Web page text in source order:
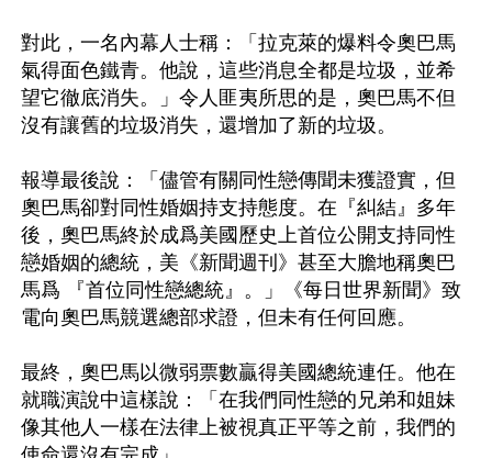
對此，一名內幕人士稱：「拉克萊的爆料令奧巴馬
氣得面色鐵青。他說，這些消息全都是垃圾，並希
望它徹底消失。」令人匪夷所思的是，奧巴馬不但
沒有讓舊的垃圾消失，還增加了新的垃圾。
報導最後說：「儘管有關同性戀傳聞未獲證實，但
奧巴馬卻對同性婚姻持支持態度。在『糾結』多年
後，奧巴馬終於成爲美國歷史上首位公開支持同性
戀婚姻的總統，美《新聞週刊》甚至大膽地稱奧巴
馬爲 『首位同性戀總統』。」《每日世界新聞》致
電向奧巴馬競選總部求證，但未有任何回應。
最終，奧巴馬以微弱票數贏得美國總統連任。他在
就職演說中這樣說：「在我們同性戀的兄弟和姐妹
像其他人一樣在法律上被視真正平等之前，我們的